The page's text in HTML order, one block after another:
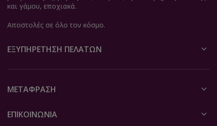
και γάμου, εποχιακά.
Αποστολές σε όλο τον κόσμο.
ΕΞΥΠΗΡΈΤΗΣΗ ΠΕΛΑΤΏΝ
ΜΕΤΆΦΡΑΣΗ
ΕΠΙΚΟΙΝΩΝΙΑ